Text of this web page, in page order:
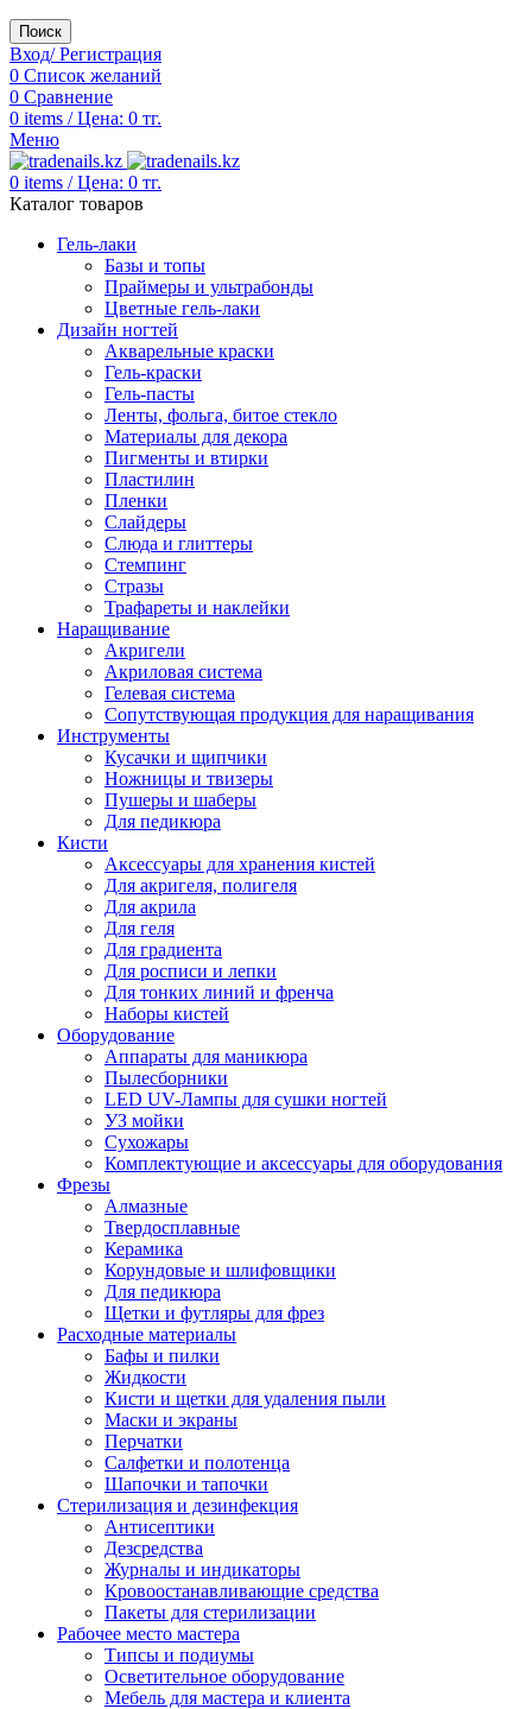
Поиск
Вход/ Регистрация
0 Список желаний
0 Сравнение
0 items / Цена: 0 тг.
Меню
0 items / Цена: 0 тг.
Каталог товаров
Гель-лаки
Базы и топы
Праймеры и ультрабонды
Цветные гель-лаки
Дизайн ногтей
Акварельные краски
Гель-краски
Гель-пасты
Ленты, фольга, битое стекло
Материалы для декора
Пигменты и втирки
Пластилин
Пленки
Слайдеры
Слюда и глиттеры
Стемпинг
Стразы
Трафареты и наклейки
Наращивание
Акригели
Акриловая система
Гелевая система
Сопутствующая продукция для наращивания
Инструменты
Кусачки и щипчики
Ножницы и твизеры
Пушеры и шаберы
Для педикюра
Кисти
Аксессуары для хранения кистей
Для акригеля, полигеля
Для акрила
Для геля
Для градиента
Для росписи и лепки
Для тонких линий и френча
Наборы кистей
Оборудование
Аппараты для маникюра
Пылесборники
LED UV-Лампы для сушки ногтей
УЗ мойки
Сухожары
Комплектующие и аксессуары для оборудования
Фрезы
Алмазные
Твердосплавные
Керамика
Корундовые и шлифовщики
Для педикюра
Щетки и футляры для фрез
Расходные материалы
Бафы и пилки
Жидкости
Кисти и щетки для удаления пыли
Маски и экраны
Перчатки
Салфетки и полотенца
Шапочки и тапочки
Стерилизация и дезинфекция
Антисептики
Дезсредства
Журналы и индикаторы
Кровоостанавливающие средства
Пакеты для стерилизации
Рабочее место мастера
Типсы и подиумы
Осветительное оборудование
Мебель для мастера и клиента